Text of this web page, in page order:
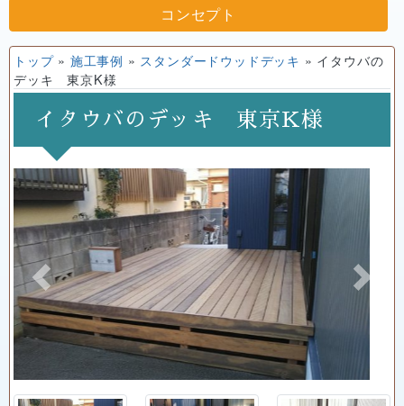
コンセプト
トップ» 施工事例 » スタンダードウッドデッキ » イタウバの
デッキ 東京K様
イタウバのデッキ 東京K様
Previous Next